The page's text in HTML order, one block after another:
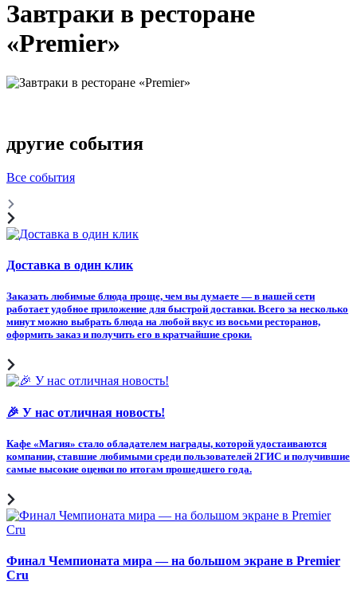
Завтраки в ресторане
«Premier»
другие события
Все события
Доставка в один клик
Заказать любимые блюда проще, чем вы думаете — в нашей сети
работает удобное приложение для быстрой доставки. Всего за несколько
минут можно выбрать блюда на любой вкус из восьми ресторанов,
оформить заказ и получить его в кратчайшие сроки.
🎉 У нас отличная новость!
Кафе «Магия» стало обладателем награды, которой удостаиваются
компании, ставшие любимыми среди пользователей 2ГИС и получившие
самые высокие оценки по итогам прошедшего года.
Финал Чемпионата мира — на большом экране в Premier
Cru